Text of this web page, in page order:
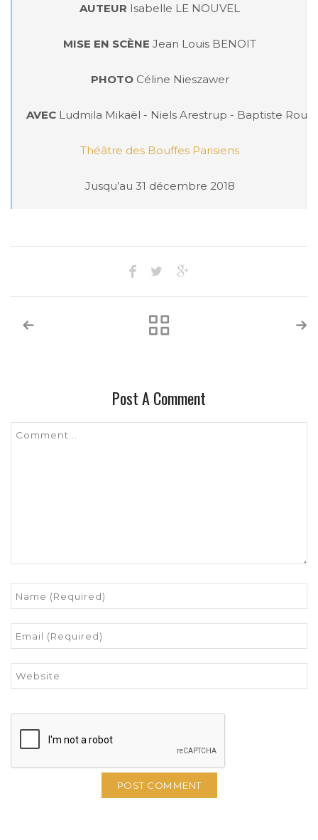
AUTEUR Isabelle LE NOUVEL
MISE EN SCÈNE Jean Louis BENOIT
PHOTO Céline Nieszawer
AVEC Ludmila Mikaël - Niels Arestrup - Baptiste
Théâtre des Bouffes Parisiens
Jusqu’au 31 décembre 2018
Post A Comment